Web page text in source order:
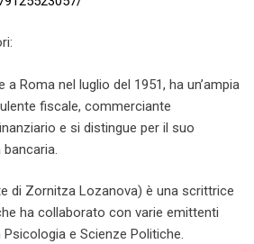
Roma nel luglio del 1951, ha un’ampia
fiscale, commerciante
e si distingue per il suo
di Zornitza Lozanova) è una scrittrice
ha collaborato con varie emittenti
e Scienze Politiche.